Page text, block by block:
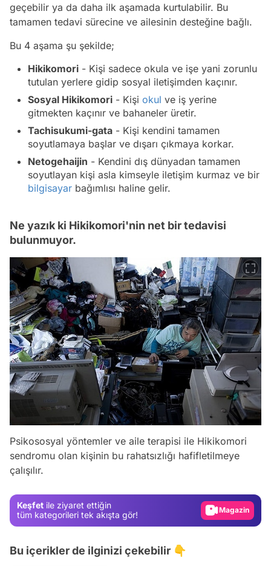
geçebilir ya da daha ilk aşamada kurtulabilir. Bu
tamamen tedavi sürecine ve ailesinin desteğine bağlı.
Bu 4 aşama şu şekilde;
Hikikomori - Kişi sadece okula ve işe yani zorunlu
tutulan yerlere gidip sosyal iletişimden kaçınır.
Sosyal Hikikomori - Kişi okul ve iş yerine
gitmekten kaçınır ve bahaneler üretir.
Tachisukumi-gata - Kişi kendini tamamen
soyutlamaya başlar ve dışarı çıkmaya korkar.
Netogehaijin - Kendini dış dünyadan tamamen
soyutlayan kişi asla kimseyle iletişim kurmaz ve bir
bilgisayar bağımlısı haline gelir.
Ne yazık ki Hikikomori'nin net bir tedavisi
bulunmuyor.
Psikososyal yöntemler ve aile terapisi ile Hikikomori
sendromu olan kişinin bu rahatsızlığı hafifletilmeye
çalışılır.
Keşfet ile ziyaret ettiğin
tüm kategorileri tek akışta gör!
Magazin
Bu içerikler de ilginizi çekebilir 👇